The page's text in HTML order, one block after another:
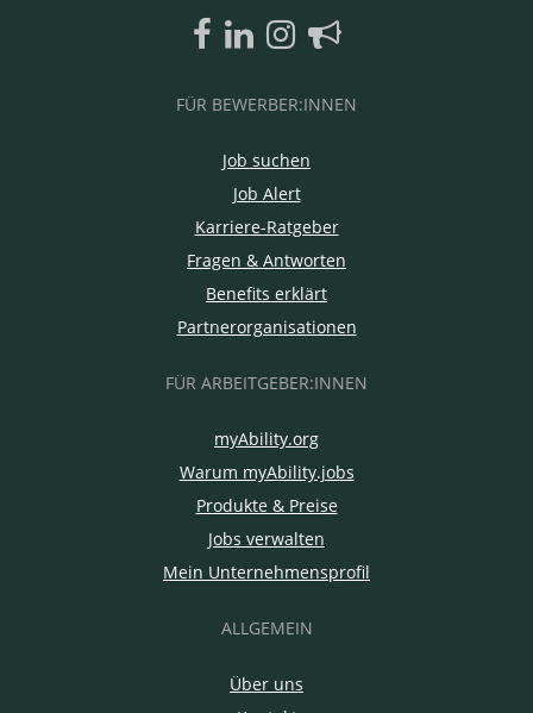
FÜR BEWERBER:INNEN
Job suchen
Job Alert
Karriere-Ratgeber
Fragen & Antworten
Benefits erklärt
Partnerorganisationen
FÜR ARBEITGEBER:INNEN
myAbility.org
Warum myAbility.jobs
Produkte & Preise
Jobs verwalten
Mein Unternehmensprofil
ALLGEMEIN
Über uns